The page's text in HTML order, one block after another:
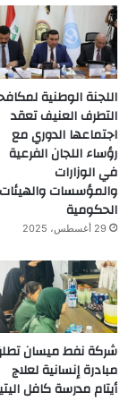
اللجنة الوطنية
التطرف العنيف تعقد
اجتماعها الدوري مع
رؤساء اللجان الفرعية
في الوزارات
والمؤسسات والهيئات
الحكومية
29 أغسطس، 2025
شركة نفط ميسان
مبادرة إنسانية لعلاج
أيتام مدرسة كافل